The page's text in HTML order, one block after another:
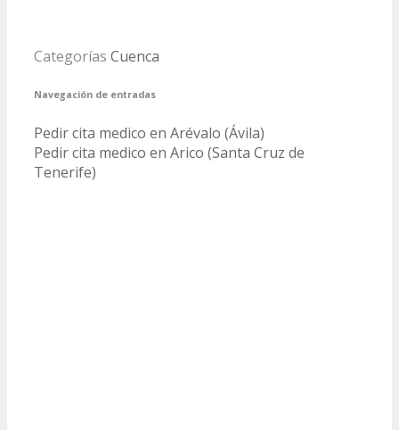
Categorías Cuenca
Navegación de entradas
Pedir cita medico en Arévalo (Ávila)
Pedir cita medico en Arico (Santa Cruz de
Tenerife)